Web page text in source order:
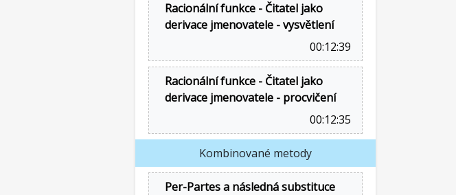
Racionální funkce - Čitatel jako
derivace jmenovatele - vysvětlení
00:12:39
Racionální funkce - Čitatel jako
derivace jmenovatele - procvičení
00:12:35
Kombinované metody
Per-Partes a následná substituce